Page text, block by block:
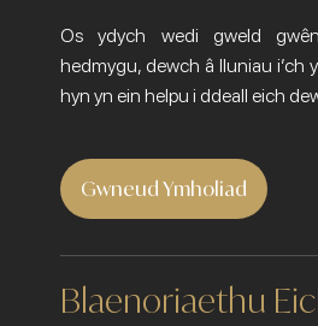
Os ydych wedi gweld
hedmygu, dewch â lluniau
hyn yn ein helpu i ddeall eich
Gwneud Ymholiad
Blaenoriaethu